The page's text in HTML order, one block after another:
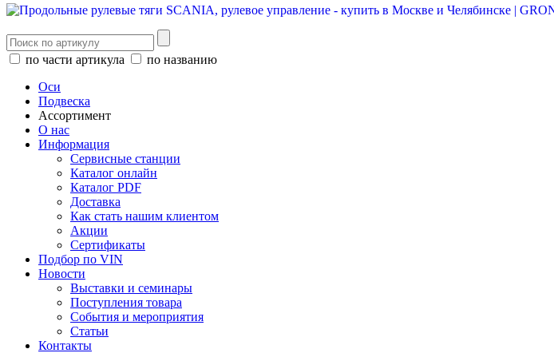
по части артикула
по названию
Оси
Подвеска
Ассортимент
О нас
Информация
Сервисные станции
Каталог онлайн
Каталог PDF
Доставка
Как стать нашим клиентом
Акции
Сертификаты
Подбор по VIN
Новости
Выставки и семинары
Поступления товара
События и мероприятия
Статьи
Контакты